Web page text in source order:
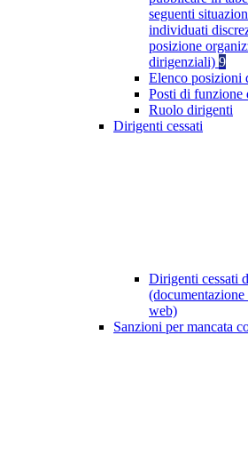
seguenti
individuati
posizione
dirigenziali) 9
Elenco posizioni
Posti di funzione
Ruolo dirigenti
Dirigenti cessati
Dirigenti cessati
web)
Sanzioni per mancata